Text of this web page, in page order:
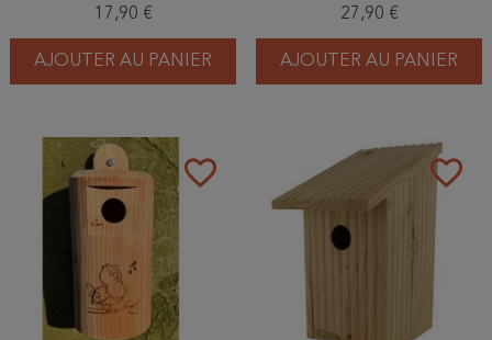
17,90 €
AJOUTER AU PANIER
27,90 €
AJOUTER AU PANIER
favorite_border favorite_border